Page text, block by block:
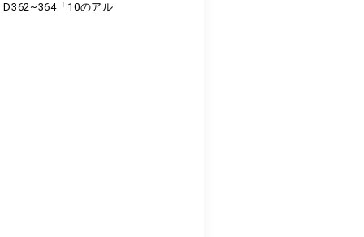
D362~364「10のアル